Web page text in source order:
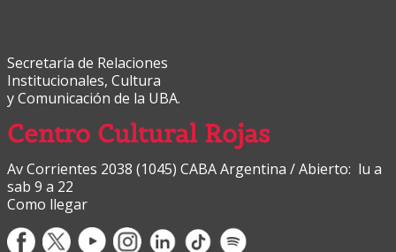
Secretaría de Relaciones
Institucionales, Cultura
y Comunicación de la UBA.
Centro Cultural Rojas
Av Corrientes 2038 (1045) CABA Argentina / Abierto: lu a
sab 9 a 22
Como llegar